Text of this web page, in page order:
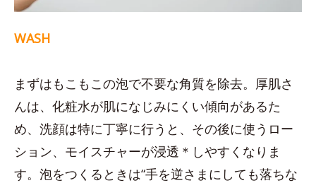
WASH
まずはもこもこの泡で不要な角質を除去。厚肌さ
んは、化粧水が肌になじみにくい傾向があるた
め、洗顔は特に丁寧に行うと、その後に使うロー
ション、モイスチャーが浸透＊しやすくなりま
す。泡をつくるときは“手を逆さまにしても落ちな